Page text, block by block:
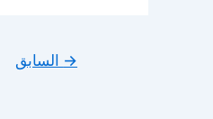
→ السابق